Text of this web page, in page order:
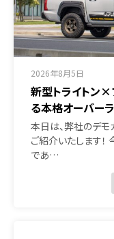
2026年8月5日
新型トライトン×
る本格オーバー
本日は、弊社のデモ
ご紹介いたします！
であ…